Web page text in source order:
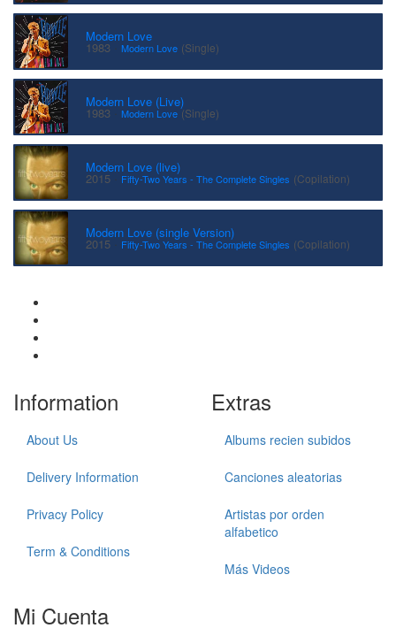
Modern Love
1983 · Modern Love (Single)
Modern Love (Live)
1983 · Modern Love (Single)
Modern Love (live)
2015 · Fifty-Two Years - The Complete Singles (Copilation)
Modern Love (single Version)
2015 · Fifty-Two Years - The Complete Singles (Copilation)
Information
About Us
Delivery Information
Privacy Policy
Term & Conditions
Extras
Albums recien subidos
Canciones aleatorias
Artistas por orden
alfabetico
Más Videos
Mi Cuenta